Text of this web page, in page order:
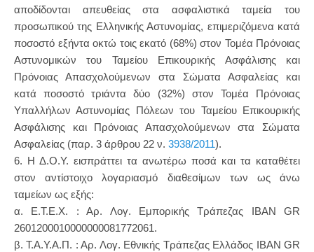
αποδίδονται απευθείας στα ασφαλιστικά ταμεία του
προσωπικού της Ελληνικής Αστυνομίας, επιμεριζόμενα κατά
ποσοστό εξήντα οκτώ τοις εκατό (68%) στον Τομέα Πρόνοιας
Αστυνομικών του Ταμείου Επικουρικής Ασφάλισης και
Πρόνοιας Απασχολούμενων στα Σώματα Ασφαλείας και
κατά ποσοστό τριάντα δύο (32%) στον Τομέα Πρόνοιας
Υπαλλήλων Αστυνομίας Πόλεων του Ταμείου Επικουρικής
Ασφάλισης και Πρόνοιας Απασχολούμενων στα Σώματα
Ασφαλείας (παρ. 3 άρθρου 22 ν. 3938/2011).
6. Η Δ.Ο.Υ. εισπράττει τα ανωτέρω ποσά και τα καταθέτει
στον αντίστοιχο λογαριασμό διαθεσίμων των ως άνω
ταμείων ως εξής:
α. Ε.Τ.Ε.Χ. : Αρ. Λογ. Εμπορικής Τράπεζας ΙΒΑΝ GR
2601200010000000081772061.
β. Τ.Α.Υ.Α.Π. : Αρ. Λογ. Εθνικής Τράπεζας Ελλάδος ΙΒΑΝ GR